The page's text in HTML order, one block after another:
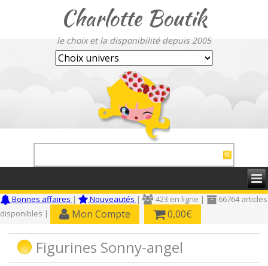
Charlotte Boutik
le choix et la disponibilité depuis 2005
Bonnes affaires | Nouveautés | 423 en ligne |
66764 articles
disponibles |
Mon Compte 0,00€
Figurines Sonny-angel